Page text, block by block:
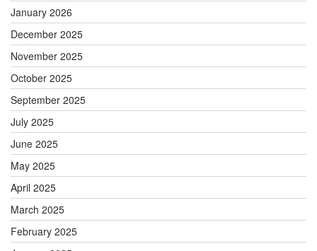
January 2026
December 2025
November 2025
October 2025
September 2025
July 2025
June 2025
May 2025
April 2025
March 2025
February 2025